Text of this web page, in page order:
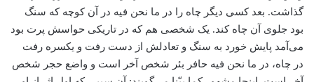
گذاشت. بعد کسی دیگر چاه را در ما نحن فیه در آن کوچه که سنگ
بود جلوی آن چاه کند. یک شخصی هم که در تاریکی حواسش پرت بود
می‌آمد پایش خورد به سنگ و تعادلش از دست رفت و یکسره رفت
در چاه، در ما نحن فیه حافر بئر شخص آخر است و واضع حجر شخص